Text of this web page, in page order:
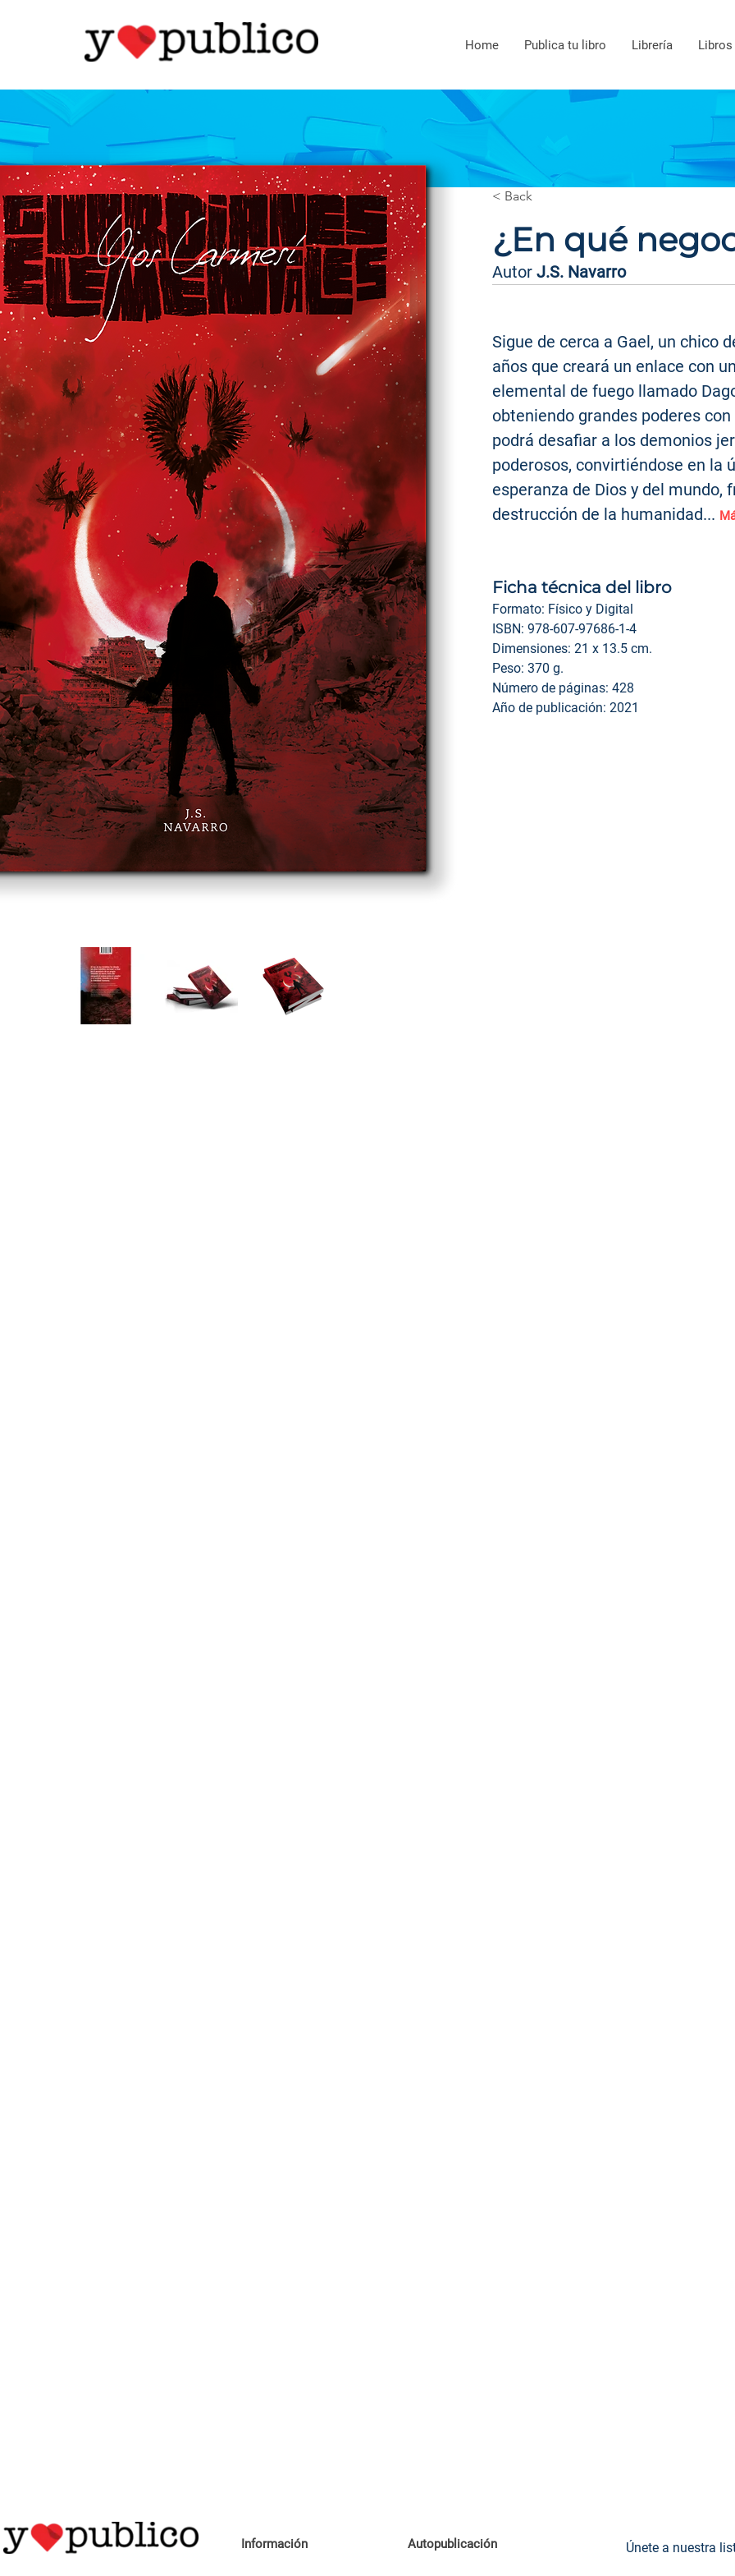
Home Publica tu libro Librería
¿En qué
Autor J.S. Navarro
Sigue de cerca a Gael, un chico
años que creará un enlace con
elemental de fuego llamado
obteniendo grandes poderes con
podrá desafiar a los demonios
poderosos, convirtiéndose en la
esperanza de Dios y del mundo,
destrucción de la humanidad...
Ficha técnica del libro
Formato: Físico y Digital
ISBN: 978-607-97686-1-4
Dimensiones: 21 x 13.5 cm.
Peso: 370 g.
Número de páginas: 428
Año de publicación: 2021
< Back
Información Autopublicación Únete a nuestra